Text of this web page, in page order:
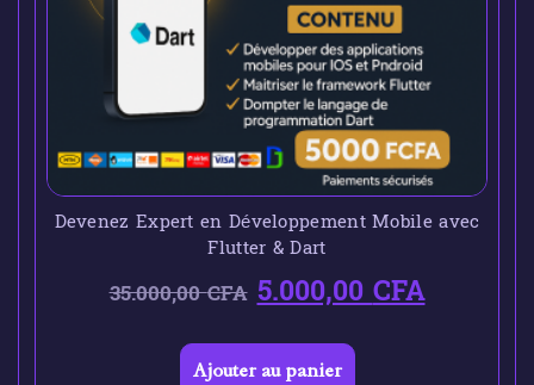
Devenez Expert en Développement Mobile avec
Flutter & Dart
35.000,00CFA 5.000,00CFA
Ajouter au panier